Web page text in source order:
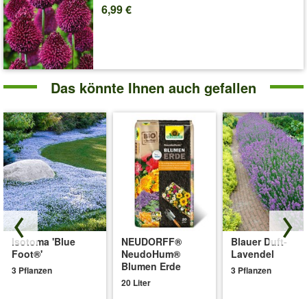
6,99 €
Das könnte Ihnen auch gefallen
Isotoma 'Blue
Foot®'
3 Pflanzen
NEUDORFF®
NeudoHum®
Blumen Erde
20 Liter
Blauer Duft-
Lavendel
3 Pflanzen